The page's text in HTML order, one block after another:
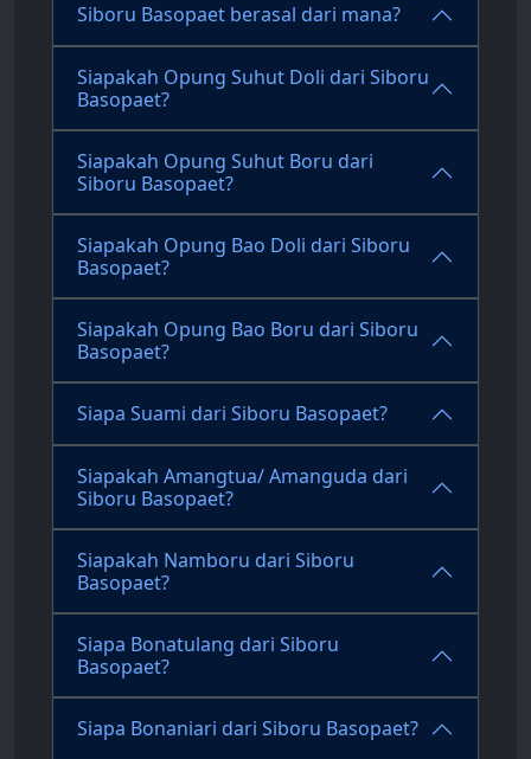
Siboru Basopaet berasal dari mana?
Siapakah Opung Suhut Doli dari Siboru
Basopaet?
Siapakah Opung Suhut Boru dari
Siboru Basopaet?
Siapakah Opung Bao Doli dari Siboru
Basopaet?
Siapakah Opung Bao Boru dari Siboru
Basopaet?
Siapa Suami dari Siboru Basopaet?
Siapakah Amangtua/ Amanguda dari
Siboru Basopaet?
Siapakah Namboru dari Siboru
Basopaet?
Siapa Bonatulang dari Siboru
Basopaet?
Siapa Bonaniari dari Siboru Basopaet?